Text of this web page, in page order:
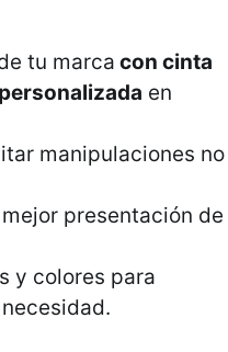
tu marca con cinta
en
manipulaciones no
presentación de
y colores para